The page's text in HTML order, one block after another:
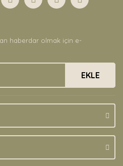
Yaz
bilgiler bulunuyor.
daha pahalı.
olmalı.
haberdar olmak için e-
EKLE